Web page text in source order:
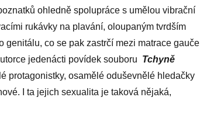
ohledně spolupráce s umělou vibrační
rukávky na plavání, oloupaným tvrdším
co se pak zastrčí mezi matrace gauče
jedenácti povídek souboru Tchyně
protagonistky, osamělé oduševnělé hledačky
I ta jejich sexualita je taková nějaká,